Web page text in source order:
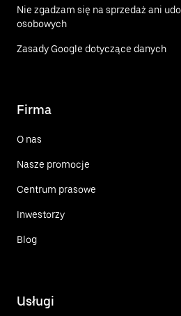
Nie zgadzam się na sprzedaż ani
osobowych
Zasady Google dotyczące danych
Firma
O nas
Nasze promocje
Centrum prasowe
Inwestorzy
Blog
Usługi